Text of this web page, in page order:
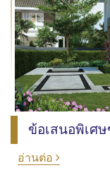
ข้อเสนอพิเศ
อ่านต่อ